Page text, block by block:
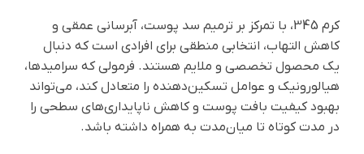
کرم 345، با تمرکز بر ترمیم سد پوست، آبرسانی عمقی و
کاهش التهاب، انتخابی منطقی برای افرادی است که دنبال
یک محصول تخصصی و ملایم هستند. فرمولی که سرامیدها،
هیالورونیک و عوامل تسکین‌دهنده را متعادل کند، می‌تواند
بهبود کیفیت بافت پوست و کاهش ناپایداری‌های سطحی را
در مدت کوتاه تا میان‌مدت به همراه داشته باشد.